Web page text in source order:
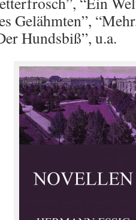
Gelähmten”,
Hundsbiß”, u.a.